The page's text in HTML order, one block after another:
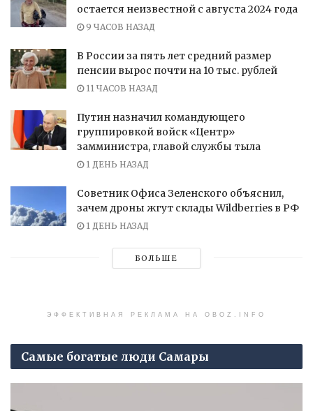
остается неизвестной с августа 2024 года
9 ЧАСОВ НАЗАД
В России за пять лет средний размер
пенсии вырос почти на 10 тыс. рублей
11 ЧАСОВ НАЗАД
Путин назначил командующего
группировкой войск «Центр»
замминистра, главой службы тыла
1 ДЕНЬ НАЗАД
Советник Офиса Зеленского объяснил,
зачем дроны жгут склады Wildberries в РФ
1 ДЕНЬ НАЗАД
БОЛЬШЕ
ЭФФЕКТИВНАЯ РЕКЛАМА НА OBOZ.INFO
Самые богатые люди Самары